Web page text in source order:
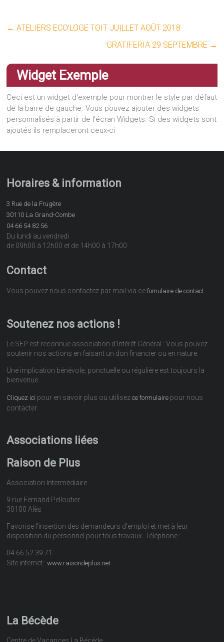
← ATELIERS ECO’LOGE TOIT JUILLET AOÛT 2018
GRATIFERIA 29 SEPTEMBRE →
Widget Exemple
Ceci est un widget d'exemple pour montrer le style par défaut
de la barre de gauche. Vous pouvez ajouter des widgets
personnalisés à partir de l'écran Widgets. Si des widgets sont
ajoutés ils remplaceront ceux-ci
Horaires & information
3 Rue de la Frugère
30110 La Grand-Combe
04 66 54 82 56
Du lundi au vendredi
de 09h00 à 12h00 et de 14h00 à 17h00
Contact
Vous pouvez nous contactez par mail via cefomulaire de contact
Soutenez nos actions !
Le SEP est reconnue association d’Intérêt Général : Vous pouvez
soutenir nos actions en faisant un don financier ou en nature.
Une implication bénévole, ponctuelle ou régulière est toujours la
bienvenue.
Cliquez ici pour en savoir plus ou utilisezce formulaire pour nous
contacter.
Associations liées
Raison de Plus
Association Intermédiaire
9 rue Fernand Pelloutier
30100 Alès
Favorise l'insertion des demandeurs d'emploi et met à leur
disposition du personnel pour tous travaux. Téléphone :
04 66 52 39 71
Site internet :www.raisondeplus.net
La Bécède